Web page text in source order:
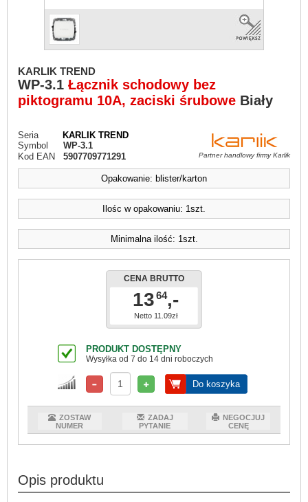
KARLIK TREND
WP-3.1 Łącznik schodowy bez
piktogramu 10A, zaciski śrubowe Biały
Seria
KARLIK TREND
Symbol
WP-3.1
Kod EAN
5907709771291 Partner handlowy firmy Karlik
Opakowanie: blister/karton
Ilośc w opakowaniu: 1szt.
Minimalna ilość: 1szt.
CENA BRUTTO
1364,-
Netto 11.09zł
PRODUKT DOSTĘPNY
Wysyłka od 7 do 14 dni roboczych
Do koszyka
ZOSTAW
NUMER
ZADAJ
PYTANIE
NEGOCJUJ
CENĘ
Opis produktu